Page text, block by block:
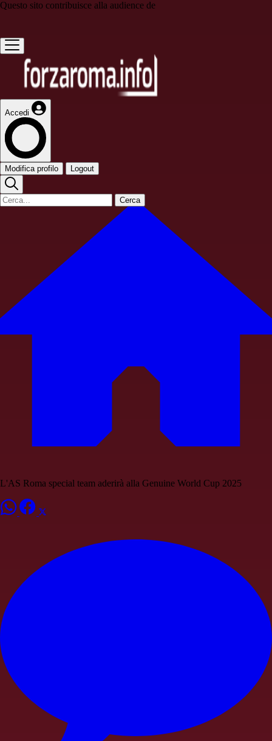
Questo sito contribuisce alla audience de
Accedi
Modifica profilo Logout
Cerca
L'AS Roma special team aderirà alla Genuine World Cup 2025